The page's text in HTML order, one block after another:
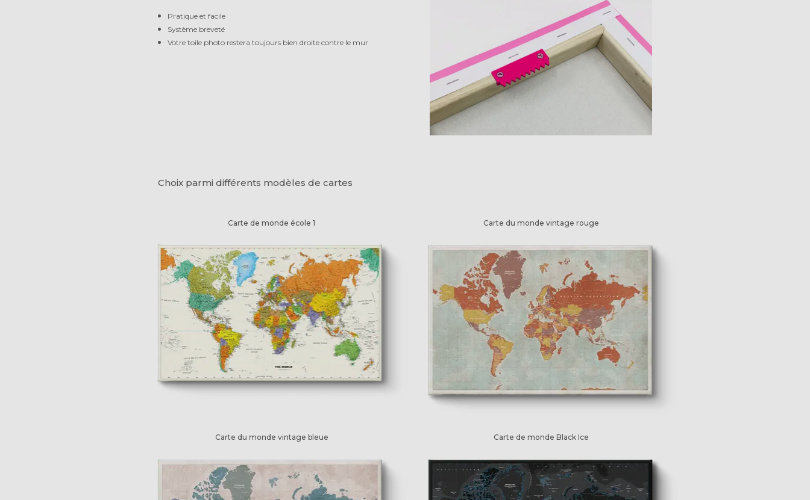
Pratique et facile
Système breveté
Votre toile photo restera toujours bien droite contre le mur
Choix parmi différents modèles de cartes
Carte de monde école 1 Carte du monde vintage rouge
Carte du monde vintage bleue Carte de monde Black Ice